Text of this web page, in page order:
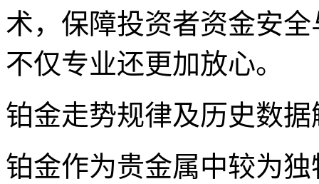
术，保障投资者资金安
不仅专业还更加放心。
铂金走势规律及历史数据
铂金作为贵金属中较为